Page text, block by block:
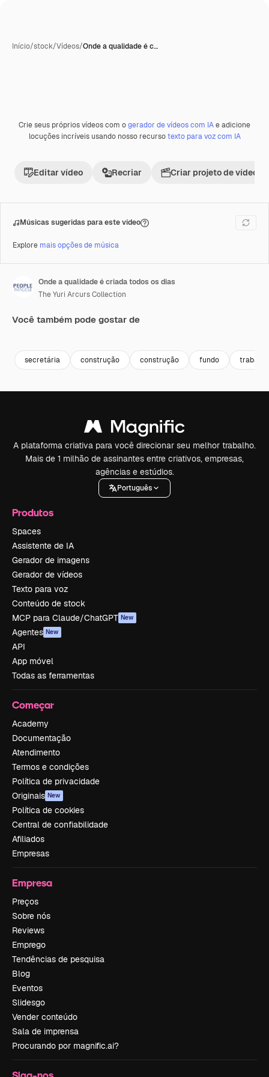
Início/stock/Vídeos/Onde a qualidade é c…
Premium
Crie seus próprios vídeos com ogerador de vídeos com IAe adicione
locuções incríveis usando nosso recursotexto para voz com IA
Editar vídeo Recriar Criar projeto de vídeo
Músicas sugeridas para este vídeo
Explore mais opções de música
Onde a qualidade é criada todos os dias
The Yuri Arcurs Collection
Você também pode gostar de
secretária construção construção fundo trabalho
A plataforma criativa para você direcionar seu melhor trabalho.
Mais de 1 milhão de assinantes entre criativos, empresas,
agências e estúdios.
Português
Produtos
Spaces
Assistente de IA
Gerador de imagens
Gerador de vídeos
Texto para voz
Conteúdo de stock
MCP para Claude/ChatGPT New
Agentes New
API
App móvel
Todas as ferramentas
Começar
Academy
Documentação
Atendimento
Termos e condições
Política de privacidade
Originais New
Política de cookies
Central de confiabilidade
Afiliados
Empresas
Empresa
Preços
Sobre nós
Reviews
Emprego
Tendências de pesquisa
Blog
Eventos
Slidesgo
Vender conteúdo
Sala de imprensa
Procurando por magnific.ai?